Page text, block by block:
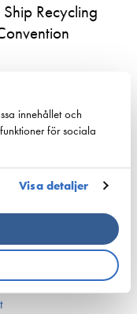
innehållet och
för sociala
Visa detaljer
Recycling